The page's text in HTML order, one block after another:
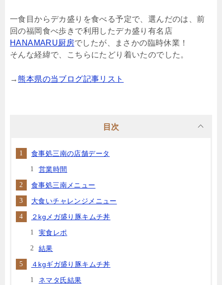
一食目からデカ盛りを食べる予定で、選んだのは、前
回の福岡食べ歩きで利用したデカ盛り有名店
HANAMARU厨房でしたが、まさかの臨時休業！
そんな経緯で、こちらにたどり着いたのでした。
→熊本県の当ブログ記事リスト
目次
食事処三南の店舗データ
営業時間
食事処三南メニュー
大食いチャレンジメニュー
２kgメガ盛り豚キムチ丼
実食レポ
結果
４kgギガ盛り豚キムチ丼
ネマタ氏結果